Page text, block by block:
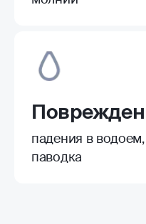
падения в
паводка